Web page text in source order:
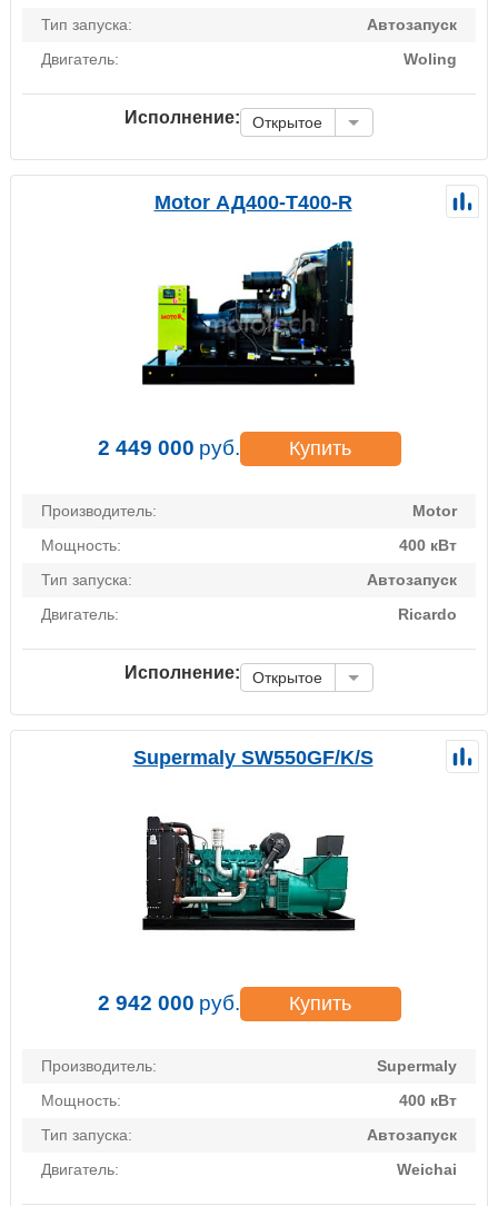
Тип запуска:
Автозапуск
Двигатель:
Woling
Исполнение: Открытое
Motor АД400-Т400-R
2 449 000 руб. Купить
Производитель:
Motor
Мощность:
400 кВт
Тип запуска:
Автозапуск
Двигатель:
Ricardo
Исполнение: Открытое
Supermaly SW550GF/K/S
2 942 000 руб. Купить
Производитель:
Supermaly
Мощность:
400 кВт
Тип запуска:
Автозапуск
Двигатель:
Weichai